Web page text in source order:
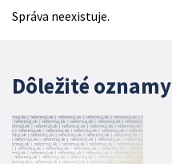
Správa neexistuje.
Dôležité oznamy